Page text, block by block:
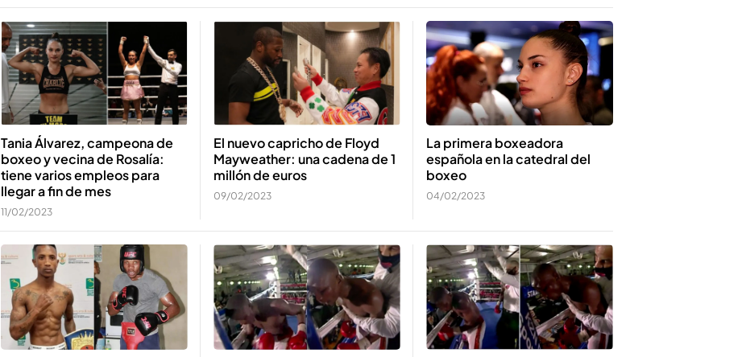
Tania Álvarez, campeona de
boxeo y vecina de Rosalía:
tiene varios empleos para
llegar a fin de mes
11/02/2023
El nuevo capricho de Floyd
Mayweather: una cadena de 1
millón de euros
09/02/2023
La primera boxeadora
española en la catedral del
boxeo
04/02/2023